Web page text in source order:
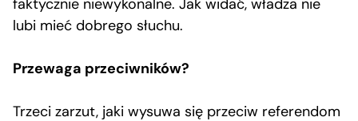
faktycznie niewykonalne. Jak widać, władza nie
lubi mieć dobrego słuchu.
Przewaga przeciwników?
Trzeci zarzut, jaki wysuwa się przeciw referendom